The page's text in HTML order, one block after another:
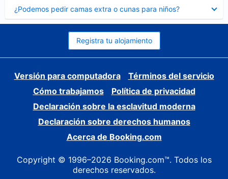
¿Podemos pedir camas extra o cunas para niños?
cerrado
Registra tu alojamiento
Versión para computadora
Términos del servicio
Cómo trabajamos
Política de privacidad
Declaración sobre la esclavitud moderna
Declaración sobre derechos humanos
Acerca de Booking.com
Copyright © 1996–2026 Booking.com™. Todos los
derechos reservados.